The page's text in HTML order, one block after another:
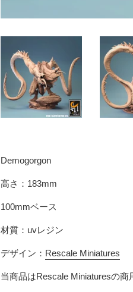
Demogorgon
高さ：183mm
100mmベース
材質：uvレジン
デザイン： Rescale Miniatures
当商品はRescale Miniaturesの商